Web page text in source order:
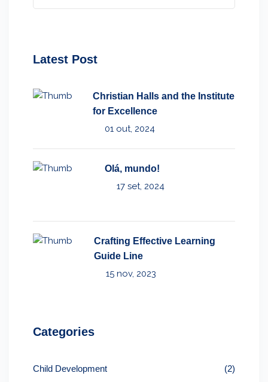
Latest Post
Christian Halls and the Institute
for Excellence
01 out, 2024
Olá, mundo!
17 set, 2024
Crafting Effective Learning
Guide Line
15 nov, 2023
Categories
Child Development (2)